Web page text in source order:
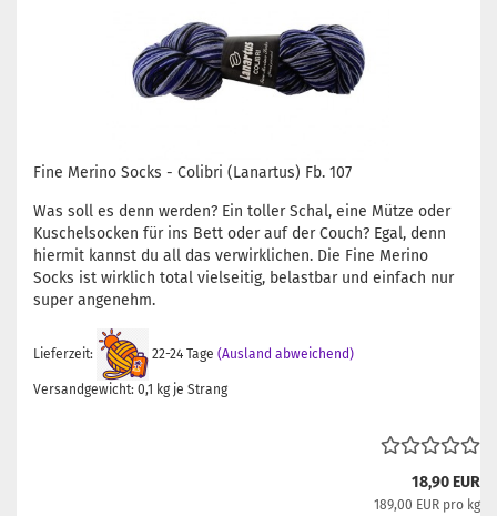
Fine Merino Socks - Colibri (Lanartus) Fb. 107
Was soll es denn werden? Ein toller Schal, eine Mütze oder
Kuschelsocken für ins Bett oder auf der Couch? Egal, denn
hiermit kannst du all das verwirklichen. Die Fine Merino
Socks ist wirklich total vielseitig, belastbar und einfach nur
super angenehm.
Lieferzeit: 22-24 Tage (Ausland abweichend)
Versandgewicht: 0,1 kg je Strang
18,90 EUR
189,00 EUR pro kg